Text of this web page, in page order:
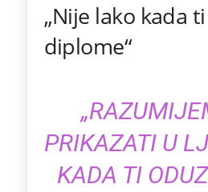
„Nije lako kada
diplome“
PRIKAZATI U
KADA TI